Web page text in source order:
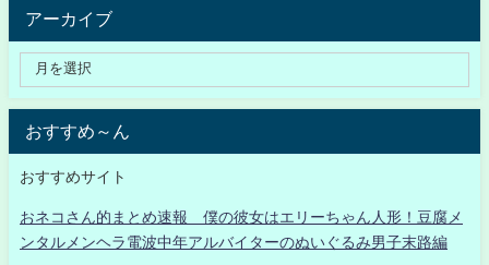
アーカイブ
おすすめ～ん
おすすめサイト
おネコさん的まとめ速報 僕の彼女はエリーちゃん人形！豆腐メ
ンタルメンヘラ電波中年アルバイターのぬいぐるみ男子末路編